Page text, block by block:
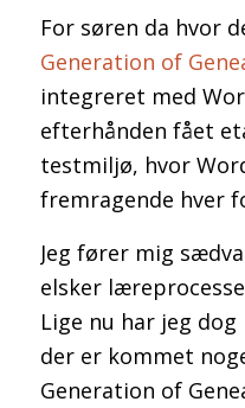
For søren da hvor
Generation of
integreret med
efterhånden fået
testmiljø, hvor
fremragende hver
Jeg fører mig
elsker
Lige nu har jeg
der er kommet
Generation of